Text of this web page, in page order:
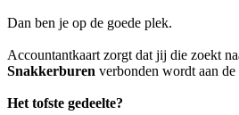
Dan ben je op de goede plek.
Accountantkaart zorgt dat jij die zoekt
Snakkerburen verbonden wordt aan
Het tofste gedeelte?